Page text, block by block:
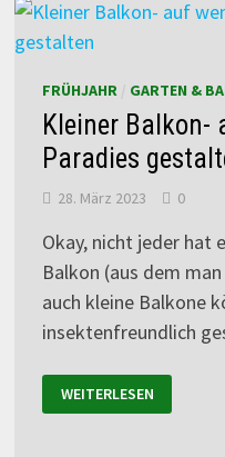
FRÜHJAHR/ GARTEN &
Kleiner Balkon-
Paradies
28. März 2023 0
Okay, nicht jeder hat
Balkon (aus dem
auch kleine Balkone
insektenfreundlich
WEITERLESEN